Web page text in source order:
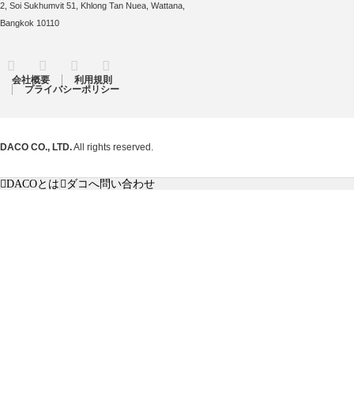
2, Soi Sukhumvit 51, Khlong Tan Nuea, Wattana,
Bangkok 10110
Twitter FacebookInstagram
会社概要
利用規則
プライバシーポリシー
DACO CO., LTD.All rights reserved.
DACOとは ダコへ問い合わせ